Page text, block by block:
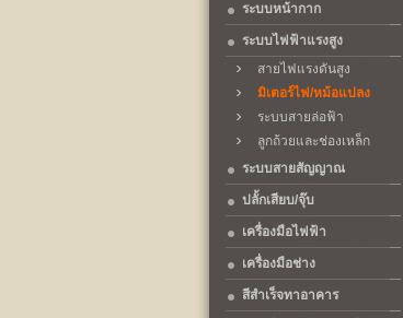
ระบบหน้ากาก
ระบบไฟฟ้าแรงสูง
สายไฟแรงดันสูง
มิเตอร์ไฟ/หม้อแปลง
ระบบสายล่อฟ้า
ลูกถ้วยและช่องเหล็ก
ระบบสายสัญญาณ
ปลั้กเสียบ/จุ๊บ
เครื่องมือไฟฟ้า
เครื่องมือช่าง
สีสำเร็จทาอาคาร